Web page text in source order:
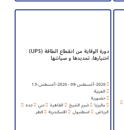
دورة الوقاية من انقطاع الطاقة (UPS) :
اختيارها، تمديدها و صيانتها
2026-أغسطس-09 - 2026-أغسطس-13
العربية
حضورية
ماليزيا شرم الشيخ القاهرة دبي جده
الرياض اسطنبول الاسكندرية قطر